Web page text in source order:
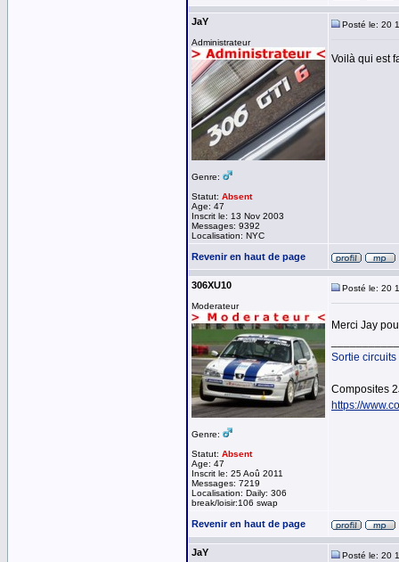
JaY
Administrateur
Genre:
Statut: Absent
Age: 47
Inscrit le: 13 Nov 2003
Messages: 9392
Localisation: NYC
Posté le: 20
Voilà qui est
Revenir en haut de page
306XU10
Moderateur
Genre:
Statut: Absent
Age: 47
Inscrit le: 25 Aoû 2011
Messages: 7219
Localisation: Daily: 306
break/loisir:106 swap
Posté le: 20
Merci Jay
Sortie circuits
Composites
https://
Revenir en haut de page
JaY Posté le: 20